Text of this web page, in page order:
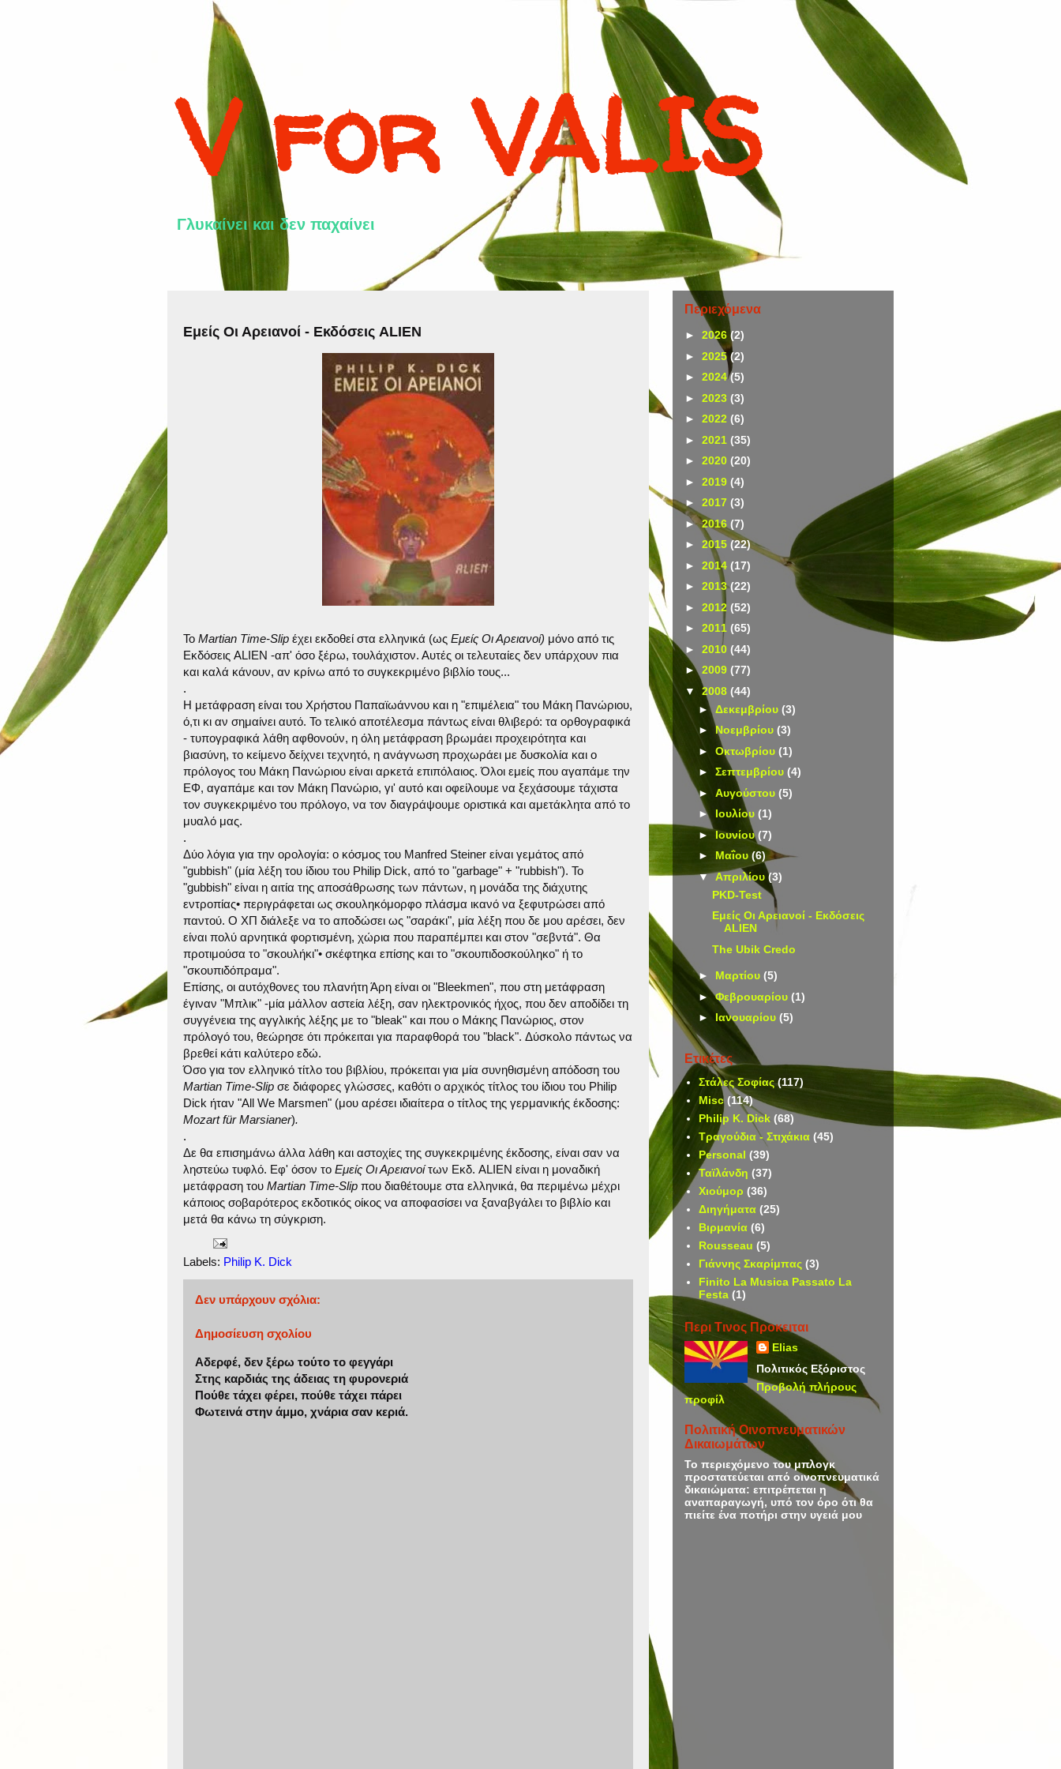
V for VALIS
Γλυκαίνει και δεν παχαίνει
Εμείς Οι Αρειανοί - Εκδόσεις ALIEN
Το Martian Time-Slip έχει εκδοθεί στα ελληνικά (ως Εμείς Οι Αρειανοί) μόνο από τις
Εκδόσεις ALIEN -απ' όσο ξέρω, τουλάχιστον. Αυτές οι τελευταίες δεν υπάρχουν πια
και καλά κάνουν, αν κρίνω από το συγκεκριμένο βιβλίο τους...
.
Η μετάφραση είναι του Χρήστου Παπαϊωάννου και η "επιμέλεια" του Μάκη Πανώριου,
ό,τι κι αν σημαίνει αυτό. Το τελικό αποτέλεσμα πάντως είναι θλιβερό: τα ορθογραφικά
- τυπογραφικά λάθη αφθονούν, η όλη μετάφραση βρωμάει προχειρότητα και
βιασύνη, το κείμενο δείχνει τεχνητό, η ανάγνωση προχωράει με δυσκολία και ο
πρόλογος του Μάκη Πανώριου είναι αρκετά επιπόλαιος. Όλοι εμείς που αγαπάμε την
ΕΦ, αγαπάμε και τον Μάκη Πανώριο, γι' αυτό και οφείλουμε να ξεχάσουμε τάχιστα
τον συγκεκριμένο του πρόλογο, να τον διαγράψουμε οριστικά και αμετάκλητα από το
μυαλό μας.
.
Δύο λόγια για την ορολογία: ο κόσμος του Manfred Steiner είναι γεμάτος από
"gubbish" (μία λέξη του ίδιου του Philip Dick, από το "garbage" + "rubbish"). To
"gubbish" είναι η αιτία της αποσάθρωσης των πάντων, η μονάδα της διάχυτης
εντροπίας• περιγράφεται ως σκουληκόμορφο πλάσμα ικανό να ξεφυτρώσει από
παντού. Ο ΧΠ διάλεξε να το αποδώσει ως "σαράκι", μία λέξη που δε μου αρέσει, δεν
είναι πολύ αρνητικά φορτισμένη, χώρια που παραπέμπει και στον "σεβντά". Θα
προτιμούσα το "σκουλήκι"• σκέφτηκα επίσης και το "σκουπιδοσκούληκο" ή το
"σκουπιδόπραμα".
Επίσης, οι αυτόχθονες του πλανήτη Άρη είναι οι "Bleekmen", που στη μετάφραση
έγιναν "Μπλικ" -μία μάλλον αστεία λέξη, σαν ηλεκτρονικός ήχος, που δεν αποδίδει τη
συγγένεια της αγγλικής λέξης με το "bleak" και που ο Μάκης Πανώριος, στον
πρόλογό του, θεώρησε ότι πρόκειται για παραφθορά του "black". Δύσκολο πάντως να
βρεθεί κάτι καλύτερο εδώ.
Όσο για τον ελληνικό τίτλο του βιβλίου, πρόκειται για μία συνηθισμένη απόδοση του
Martian Time-Slip σε διάφορες γλώσσες, καθότι ο αρχικός τίτλος του ίδιου του Philip
Dick ήταν "All We Marsmen" (μου αρέσει ιδιαίτερα ο τίτλος της γερμανικής έκδοσης:
Mozart für Marsianer).
.
Δε θα επισημάνω άλλα λάθη και αστοχίες της συγκεκριμένης έκδοσης, είναι σαν να
ληστεύω τυφλό. Εφ' όσον το Εμείς Οι Αρειανοίτων Εκδ. ALIEN είναι η μοναδική
μετάφραση του Martian Time-Slip που διαθέτουμε στα ελληνικά, θα περιμένω μέχρι
κάποιος σοβαρότερος εκδοτικός οίκος να αποφασίσει να ξαναβγάλει το βιβλίο και
μετά θα κάνω τη σύγκριση.
Labels: Philip K. Dick
Δεν υπάρχουν σχόλια:
Δημοσίευση σχολίου
Αδερφέ, δεν ξέρω τούτο το φεγγάρι
Στης καρδιάς της άδειας τη φυρονεριά
Πούθε τάχει φέρει, πούθε τάχει πάρει
Φωτεινά στην άμμο, χνάρια σαν κεριά.
Περιεχόμενα
► 2026 (2)
► 2025 (2)
► 2024(5)
► 2023 (3)
► 2022 (6)
► 2021 (35)
► 2020 (20)
► 2019 (4)
► 2017 (3)
►2016 (7)
► 2015 (22)
► 2014 (17)
► 2013(22)
► 2012 (52)
► 2011 (65)
► 2010 (44)
► 2009 (77)
▼ 2008 (44)
► Δεκεμβρίου (3)
► Νοεμβρίου (3)
► Οκτωβρίου (1)
► Σεπτεμβρίου (4)
► Αυγούστου (5)
► Ιουλίου (1)
►Ιουνίου(7)
► Μαΐου (6)
▼Απριλίου(3)
PKD-Test
Εμείς Οι Αρειανοί - Εκδόσεις
ALIEN
The Ubik Credo
► Μαρτίου (5)
►Φεβρουαρίου (1)
► Ιανουαρίου (5)
Ετικέτες
Στάλες Σοφίας (117)
Misc (114)
Philip K. Dick (68)
Τραγούδια - Στιχάκια (45)
Personal (39)
Ταϊλάνδη (37)
Χιούμορ (36)
Διηγήματα (25)
Βιρμανία (6)
Rousseau (5)
Γιάννης Σκαρίμπας (3)
Finito La Musica Passato La
Festa (1)
Περι Τινος Προκειται
Elias
Πολιτικός Εξόριστος
Προβολή πλήρους
προφίλ
Πολιτική Οινοπνευματικών
Δικαιωμάτων
Το περιεχόμενο του μπλογκ
προστατεύεται από οινοπνευματικά
δικαιώματα: επιτρέπεται η
αναπαραγωγή, υπό τον όρο ότι θα
πιείτε ένα ποτήρι στην υγειά μου